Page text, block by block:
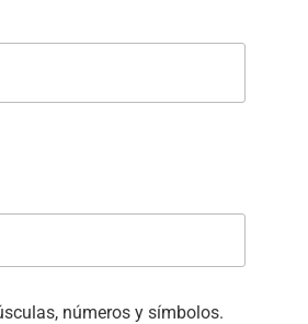
números y símbolos.